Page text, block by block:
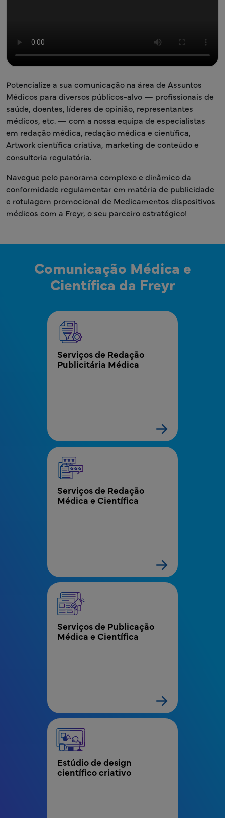
Potencialize a sua comunicação na área de Assuntos
Médicos para diversos públicos-alvo — profissionais de
saúde, doentes, líderes de opinião, representantes
médicos, etc. — com a nossa equipa de especialistas
em redação médica, redação médica e científica,
Artwork científica criativa, marketing de conteúdo e
consultoria regulatória.
Navegue pelo panorama complexo e dinâmico da
conformidade regulamentar em matéria de publicidade
e rotulagem promocional de Medicamentos dispositivos
médicos com a Freyr, o seu parceiro estratégico!
Comunicação Médica e
Científica da Freyr
MPR - Bloco de menus da comunicação
Serviços de Redação
Publicitária Médica
Serviços de Redação
Médica e Científica
Serviços de Publicação
Médica e Científica
Estúdio de design
científico criativo